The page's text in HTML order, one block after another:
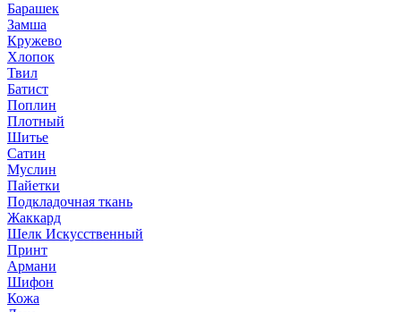
Барашек
Замша
Кружево
Хлопок
Твил
Батист
Поплин
Плотный
Шитье
Сатин
Муслин
Пайетки
Подкладочная ткань
Жаккард
Шелк Искусственный
Принт
Армани
Шифон
Кожа